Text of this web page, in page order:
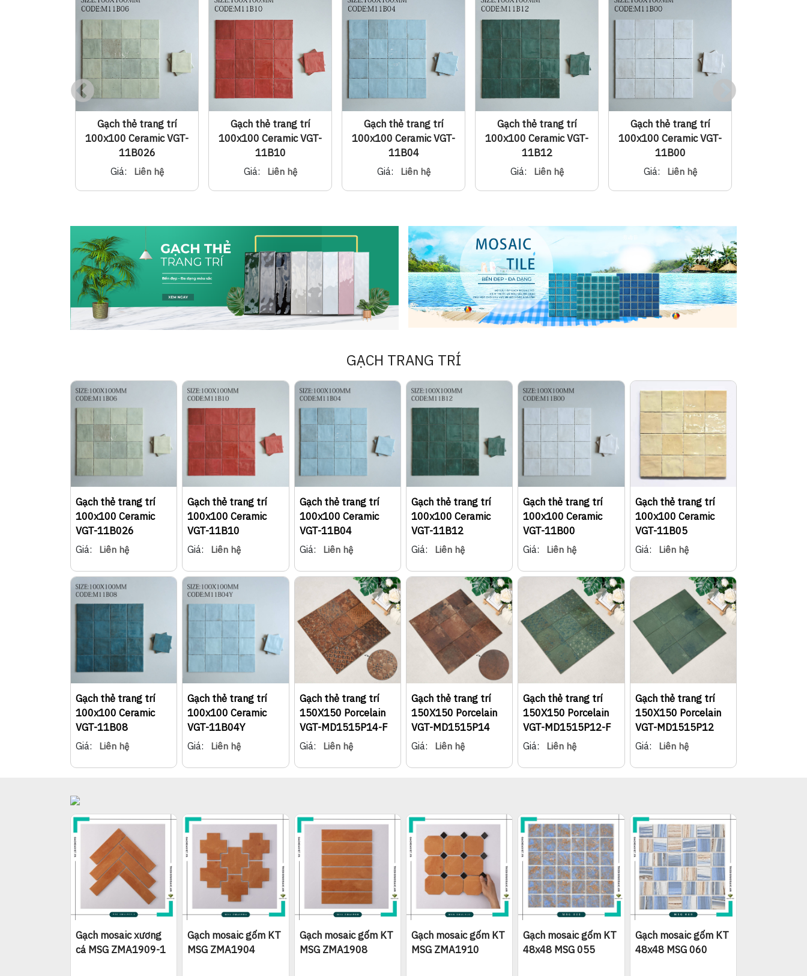
Gạch thẻ trang trí
100x100 Ceramic VGT-
11B026
Giá: Liên hệ
Gạch thẻ trang trí
100x100 Ceramic VGT-
11B10
Giá: Liên hệ
Gạch thẻ trang trí
100x100 Ceramic VGT-
11B04
Giá: Liên hệ
Gạch thẻ trang trí
100x100 Ceramic VGT-
11B12
Giá: Liên hệ
Gạch thẻ trang trí
100x100 Ceramic VGT-
11B00
Giá: Liên hệ
GẠCH TRANG TRÍ
Gạch thẻ trang trí
100x100 Ceramic
VGT-11B026
Giá: Liên hệ
Gạch thẻ trang trí
100x100 Ceramic
VGT-11B10
Giá: Liên hệ
Gạch thẻ trang trí
100x100 Ceramic
VGT-11B04
Giá: Liên hệ
Gạch thẻ trang trí
100x100 Ceramic
VGT-11B12
Giá: Liên hệ
Gạch thẻ trang trí
100x100 Ceramic
VGT-11B00
Giá: Liên hệ
Gạch thẻ trang trí
100x100 Ceramic
VGT-11B05
Giá: Liên hệ
Gạch thẻ trang trí
100x100 Ceramic
VGT-11B08
Giá: Liên hệ
Gạch thẻ trang trí
100x100 Ceramic
VGT-11B04Y
Giá: Liên hệ
Gạch thẻ trang trí
150X150 Porcelain
VGT-MD1515P14-F
Giá: Liên hệ
Gạch thẻ trang trí
150X150 Porcelain
VGT-MD1515P14
Giá: Liên hệ
Gạch thẻ trang trí
150X150 Porcelain
VGT-MD1515P12-F
Giá: Liên hệ
Gạch thẻ trang trí
150X150 Porcelain
VGT-MD1515P12
Giá: Liên hệ
Gạch mosaic xương
cá MSG ZMA1909-1
Gạch mosaic gốm KT
MSG ZMA1904
Gạch mosaic gốm KT
MSG ZMA1908
Gạch mosaic gốm KT
MSG ZMA1910
Gạch mosaic gốm KT
48x48 MSG 055
Gạch mosaic gốm KT
48x48 MSG 060